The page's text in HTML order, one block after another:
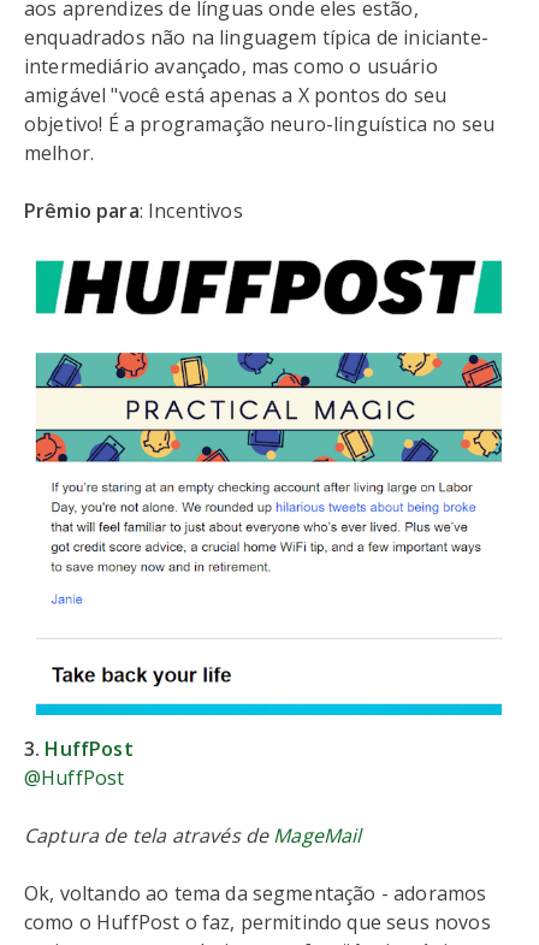
aos aprendizes de línguas onde eles estão,
enquadrados não na linguagem típica de iniciante-
intermediário avançado, mas como o usuário
amigável "você está apenas a X pontos do seu
objetivo! É a programação neuro-linguística no seu
melhor.
Prêmio para: Incentivos
3. HuffPost
@HuffPost
Captura de tela através deMageMail
Ok, voltando ao tema da segmentação - adoramos
como o HuffPost o faz, permitindo que seus novos